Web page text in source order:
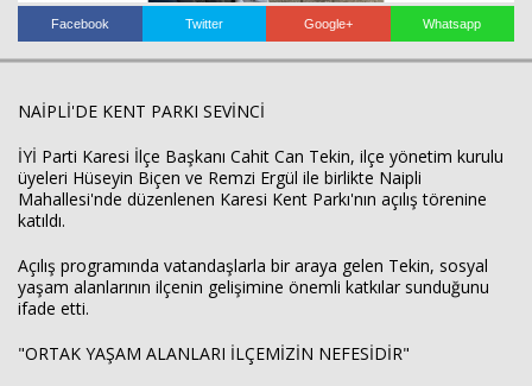
Facebook Twitter Google+ Whatsapp
NAİPLİ'DE KENT PARKI SEVİNCİ
İYİ Parti Karesi İlçe Başkanı Cahit Can Tekin, ilçe yönetim kurulu
üyeleri Hüseyin Biçen ve Remzi Ergül ile birlikte Naipli
Mahallesi'nde düzenlenen Karesi Kent Parkı'nın açılış törenine
katıldı.
Açılış programında vatandaşlarla bir araya gelen Tekin, sosyal
yaşam alanlarının ilçenin gelişimine önemli katkılar sunduğunu
ifade etti.
"ORTAK YAŞAM ALANLARI İLÇEMİZİN NEFESİDİR"